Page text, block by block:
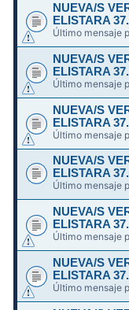
NUEVA/S
ELISTARA
Último mensaje
NUEVA/S
ELISTARA
Último mensaje
NUEVA/S
ELISTARA
Último mensaje
NUEVA/S
ELISTARA
Último mensaje
NUEVA/S
ELISTARA
Último mensaje
NUEVA/S
ELISTARA
Último mensaje